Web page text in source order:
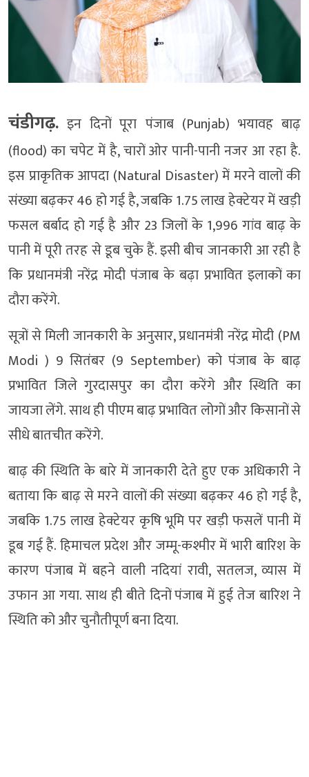
चंडीगढ़. इन दिनों पूरा पंजाब (Punjab) भयावह बाढ़
(flood) का चपेट में है, चारों ओर पानी-पानी नजर आ रहा है.
इस प्राकृतिक आपदा (Natural Disaster) में मरने वालों की
संख्या बढ़कर 46 हो गई है, जबकि 1.75 लाख हेक्टेयर में खड़ी
फसल बर्बाद हो गई है और 23 जिलों के 1,996 गांव बाढ़ के
पानी में पूरी तरह से डूब चुके हैं. इसी बीच जानकारी आ रही है
कि प्रधानमंत्री नरेंद्र मोदी पंजाब के बढ़ा प्रभावित इलाकों का
दौरा करेंगे.
सूत्रों से मिली जानकारी के अनुसार, प्रधानमंत्री नरेंद्र मोदी (PM
Modi ) 9 सितंबर (9 September) को पंजाब के बाढ़
प्रभावित जिले गुरदासपुर का दौरा करेंगे और स्थिति का
जायजा लेंगे. साथ ही पीएम बाढ़ प्रभावित लोगों और किसानों से
सीधे बातचीत करेंगे.
बाढ़ की स्थिति के बारे में जानकारी देते हुए एक अधिकारी ने
बताया कि बाढ़ से मरने वालों की संख्या बढ़कर 46 हो गई है,
जबकि 1.75 लाख हेक्टेयर कृषि भूमि पर खड़ी फसलें पानी में
डूब गई हैं. हिमाचल प्रदेश और जम्मू-कश्मीर में भारी बारिश के
कारण पंजाब में बहने वाली नदियां रावी, सतलज, व्यास में
उफान आ गया. साथ ही बीते दिनों पंजाब में हुई तेज बारिश ने
स्थिति को और चुनौतीपूर्ण बना दिया.